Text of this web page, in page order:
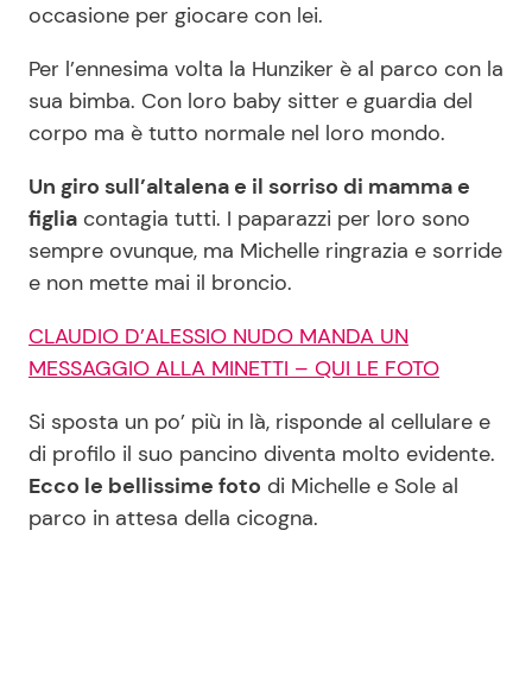
Disclaimer e Privacy
Contattaci
Pubblicità
occasione per giocare con lei.
Per l’ennesima volta la Hunziker è al parco con la
sua bimba. Con loro baby sitter e guardia del
corpo ma è tutto normale nel loro mondo.
Un giro sull’altalena e il sorriso di mamma e
figlia contagia tutti. I paparazzi per loro sono
sempre ovunque, ma Michelle ringrazia e sorride
e non mette mai il broncio.
CLAUDIO D’ALESSIO NUDO MANDA UN
MESSAGGIO ALLA MINETTI – QUI LE FOTO
Si sposta un po’ più in là, risponde al cellulare e
di profilo il suo pancino diventa molto evidente.
Ecco le bellissime foto di Michelle e Sole al
parco in attesa della cicogna.